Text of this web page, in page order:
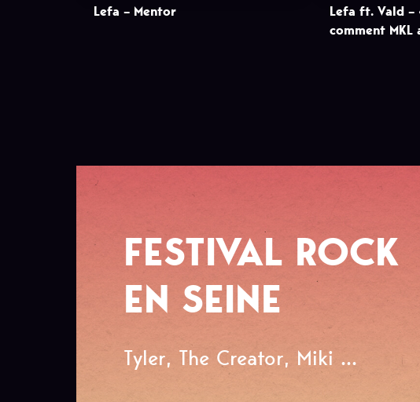
Lefa – Mentor
Lefa ft. Vald –
comment
FESTIVAL ROCK
EN SEINE
Tyler, The Creator, Miki ...